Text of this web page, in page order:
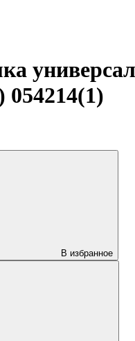
В избранное